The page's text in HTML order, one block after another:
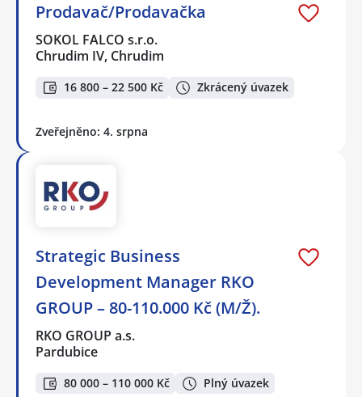
Prodavač/Prodavačka
SOKOL FALCO s.r.o.
Chrudim IV, Chrudim
16 800 – 22 500 Kč Zkrácený úvazek
Zveřejněno: 4. srpna
Strategic Business
Development Manager RKO
GROUP – 80-110.000 Kč (M/Ž).
RKO GROUP a.s.
Pardubice
80 000 – 110 000 Kč Plný úvazek